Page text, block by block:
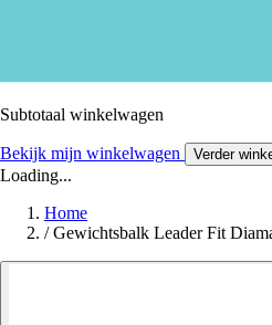
Subtotaal winkelwagen
Bekijk mijn winkelwagen Verder
Loading...
Home
/ Gewichtsbalk Leader Fit